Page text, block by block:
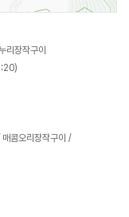
리장작구이
콤오리장작구이 /